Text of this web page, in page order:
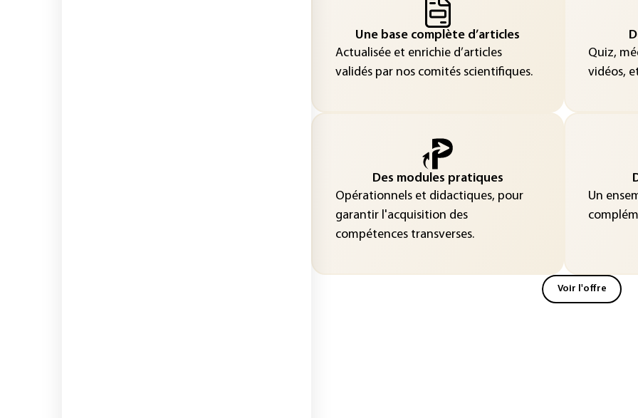
Une base complète d’articles
Actualisée et enrichie d’articles
validés par nos comités scientifiques.
Quiz,
vidéos,
Des modules pratiques
Opérationnels et didactiques, pour
garantir l'acquisition des
compétences transverses.
Un
Voir l'offre